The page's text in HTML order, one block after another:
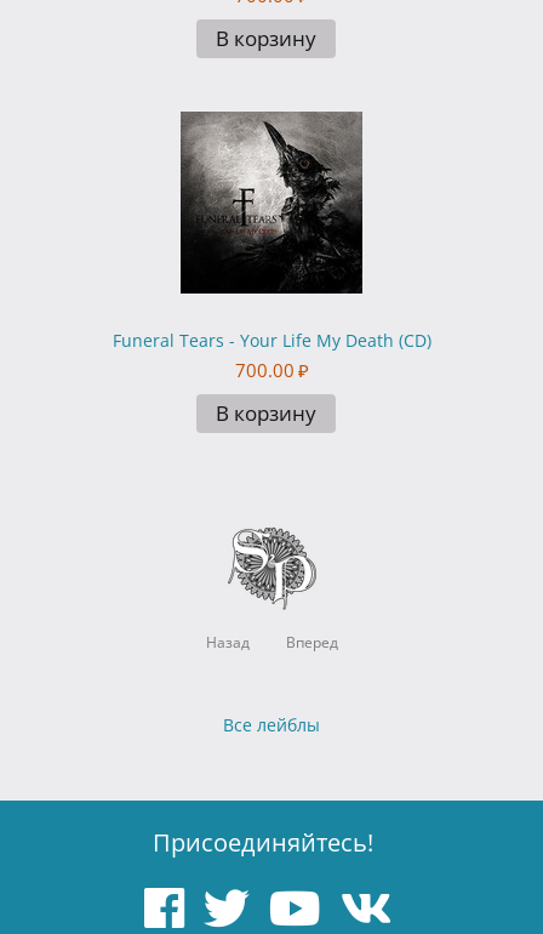
В корзину
Funeral Tears - Your Life My Death (CD)
700.00 ₽
В корзину
Назад Вперед
Все лейблы
Присоединяйтесь!